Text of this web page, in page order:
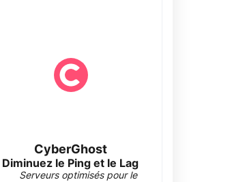
CyberGhost
Diminuez le Ping et le Lag
Serveurs optimisés pour le